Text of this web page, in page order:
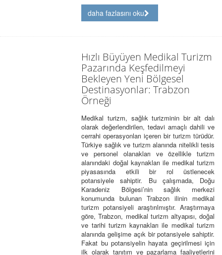
daha fazlasını oku
Hızlı Büyüyen Medikal Turizm
Pazarında Keşfedilmeyi
Bekleyen Yeni Bölgesel
Destinasyonlar: Trabzon
Örneği
Medikal turizm, sağlık turizminin bir alt dalı
olarak değerlendirilen, tedavi amaçlı dahili ve
cerrahi operasyonları içeren bir turizm türüdür.
Türkiye sağlık ve turizm alanında nitelikli tesis
ve personel olanakları ve özellikle turizm
alanındaki doğal kaynakları ile medikal turizm
piyasasında etkili bir rol üstlenecek
potansiyele sahiptir. Bu çalışmada, Doğu
Karadeniz Bölgesi’nin sağlık merkezi
konumunda bulunan Trabzon ilinin medikal
turizm potansiyeli araştırılmıştır. Araştırmaya
göre, Trabzon, medikal turizm altyapısı, doğal
ve tarihi turizm kaynakları ile medikal turizm
alanında gelişime açık bir potansiyele sahiptir.
Fakat bu potansiyelin hayata geçirilmesi için
ilk olarak tanıtım ve pazarlama faaliyetlerini